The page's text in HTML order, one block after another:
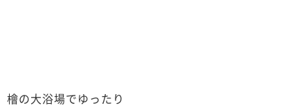
の大浴場でゆったり